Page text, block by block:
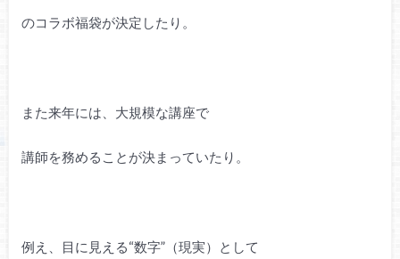
のコラボ福袋が決定したり。
また来年には、大規模な講座で
講師を務めることが決まっていたり。
例え、目に見える“数字”（現実）として